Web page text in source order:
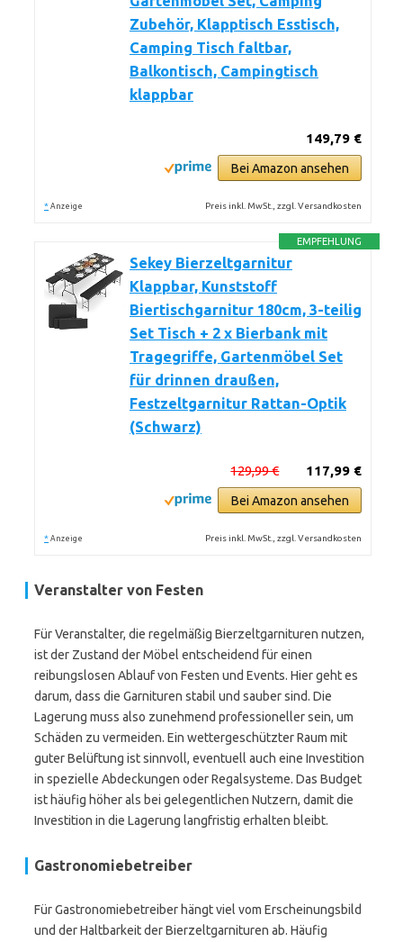
Zubehör, Klapptisch Esstisch,
Camping Tisch faltbar,
Balkontisch, Campingtisch
klappbar
149,79 €
Bei Amazon ansehen
* Anzeige Preis inkl. MwSt., zzgl. Versandkosten
EMPFEHLUNG
Sekey Bierzeltgarnitur
Klappbar, Kunststoff
Biertischgarnitur 180cm, 3-teilig
Set Tisch + 2 x Bierbank mit
Tragegriffe, Gartenmöbel Set
für drinnen draußen,
Festzeltgarnitur Rattan-Optik
(Schwarz)
117,99 €
129,99 €
Bei Amazon ansehen
* Anzeige Preis inkl. MwSt., zzgl. Versandkosten
Veranstalter von Festen
Für Veranstalter, die regelmäßig Bierzeltgarnituren nutzen,
ist der Zustand der Möbel entscheidend für einen
reibungslosen Ablauf von Festen und Events. Hier geht es
darum, dass die Garnituren stabil und sauber sind. Die
Lagerung muss also zunehmend professioneller sein, um
Schäden zu vermeiden. Ein wettergeschützter Raum mit
guter Belüftung ist sinnvoll, eventuell auch eine Investition
in spezielle Abdeckungen oder Regalsysteme. Das Budget
ist häufig höher als bei gelegentlichen Nutzern, damit die
Investition in die Lagerung langfristig erhalten bleibt.
Gastronomiebetreiber
Für Gastronomiebetreiber hängt viel vom Erscheinungsbild
und der Haltbarkeit der Bierzeltgarnituren ab. Häufig